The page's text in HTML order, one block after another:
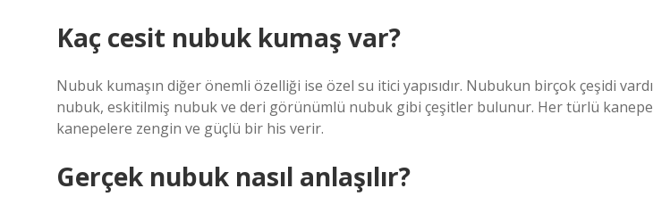
Kaç cesit nubuk kumaş var?
Nubuk kumaşın diğer önemli özelliği ise özel su itici yapısıdır. Nubukun birçok çeşidi
nubuk, eskitilmiş nubuk ve deri görünümlü nubuk gibi çeşitler bulunur. Her türlü
kanepelere zengin ve güçlü bir his verir.
Gerçek nubuk nasıl anlaşılır?